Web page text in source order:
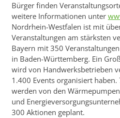
Bürger finden
weitere Informationen unter
Nordrhein-Westfalen ist mit
Veranstaltungen am stärksten
Bayern mit 350
in Baden-Württemberg. Ein
wird von Handwerksbetrieben
1.400 Events organisiert
werden von den
und
300 Aktionen geplant.